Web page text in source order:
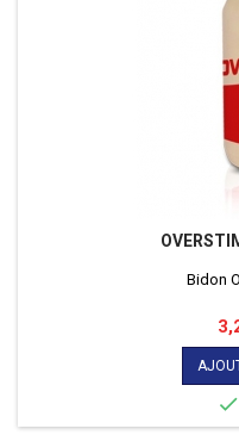
Bidon
